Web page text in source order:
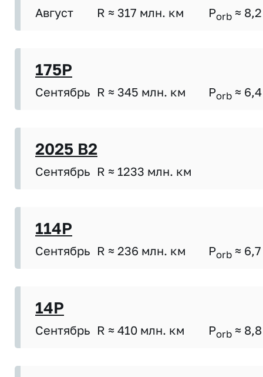
Август R ≈ 317 млн. км Porb ≈ 8,2
175P
Сентябрь R ≈ 345 млн. км Porb ≈ 6,4
2025 B2
Сентябрь R ≈ 1233 млн. км
114P
Сентябрь R ≈ 236 млн. км Porb ≈ 6,7
14P
Сентябрь R ≈ 410 млн. км Porb ≈ 8,8